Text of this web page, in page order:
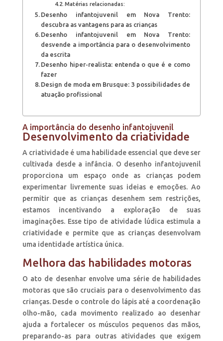
Matérias relacionadas:
Desenho infantojuvenil em Nova Trento:
descubra as vantagens para as crianças
Desenho infantojuvenil em Nova Trento:
desvende a importância para o desenvolvimento
da escrita
Desenho hiper-realista: entenda o que é e como
fazer
Design de moda em Brusque: 3 possibilidades de
atuação profissional
A importância do desenho infantojuvenil
Desenvolvimento da criatividade
A criatividade é uma habilidade essencial que deve ser
cultivada desde a infância. O desenho infantojuvenil
proporciona um espaço onde as crianças podem
experimentar livremente suas ideias e emoções. Ao
permitir que as crianças desenhem sem restrições,
estamos incentivando a exploração de suas
imaginações. Esse tipo de atividade lúdica estimula a
criatividade e permite que as crianças desenvolvam
uma identidade artística única.
Melhora das habilidades motoras
O ato de desenhar envolve uma série de habilidades
motoras que são cruciais para o desenvolvimento das
crianças. Desde o controle do lápis até a coordenação
olho-mão, cada movimento realizado ao desenhar
ajuda a fortalecer os músculos pequenos das mãos,
preparando-as para outras atividades que exigem